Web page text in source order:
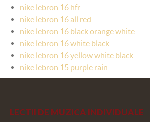
nike lebron 16 hfr
nike lebron 16 all red
nike lebron 16 black orange white
nike lebron 16 white black
nike lebron 16 yellow white black
nike lebron 15 purple rain
LECTII DE MUZICA INDIVIDUALE